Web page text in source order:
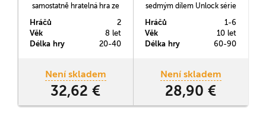
Box 1)
samostatně hratelná hra ze
pro dva hráče. S přidáním
dalších her ze série jí je pak
možné hrát i ve větším
Hráčů
2
Věk
8 let
Délka hry
20-40
Není skladem
32,62 €
sedmým dílem Unlock série
scénáře, které si budete
moci zahrát na vašem stole.
Hráčů
1-6
Věk
10 let
Délka hry
60-90
Není skladem
28,90 €